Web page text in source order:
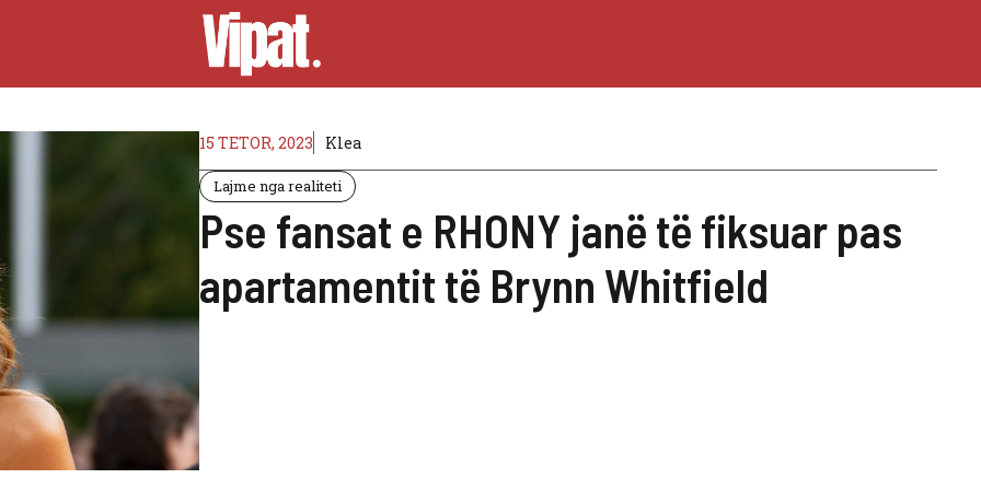
15 TETOR, 2023 Klea
Lajme nga realiteti
Pse fansat e RHONY janë të fiksuar pas
apartamentit të Brynn Whitfield